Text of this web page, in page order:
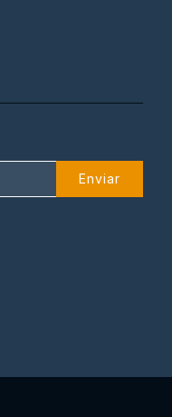
Enviar